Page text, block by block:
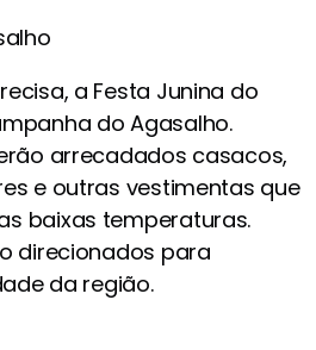
a Festa Junina do
do Agasalho.
arrecadados casacos,
e outras vestimentas que
baixas temperaturas.
direcionados para
da região.